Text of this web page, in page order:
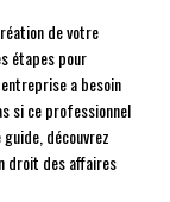
de votre
étapes pour
a besoin
si ce professionnel
découvrez
droit des affaires